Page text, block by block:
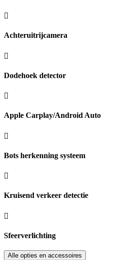
Achteruitrijcamera
Dodehoek detector
Apple Carplay/Android Auto
Bots herkenning systeem
Kruisend verkeer detectie
Sfeerverlichting
Alle opties en accessoires